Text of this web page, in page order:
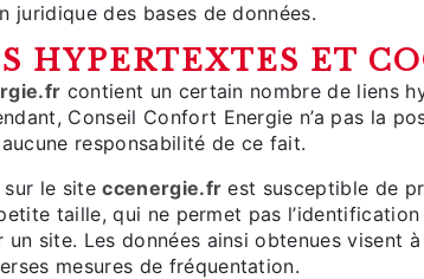
juridique des bases de données.
HYPERTEXTES ET
contient un certain nombre de liens
Conseil Confort Energie n’a pas la
responsabilité de ce fait.
sur le siteccenergie.fr est susceptible de
taille, qui ne permet pas
un site. Les données ainsi obtenues
mesures de fréquentation.